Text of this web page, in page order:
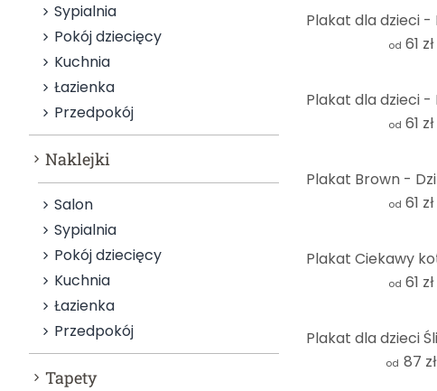
Sypialnia
Pokój dziecięcy
Kuchnia
Łazienka
Przedpokój
Naklejki
Salon
Sypialnia
Pokój dziecięcy
Kuchnia
Łazienka
Przedpokój
Tapety
od 61 zł
od 61 zł
od 61 zł
od 61 zł
od 87 zł